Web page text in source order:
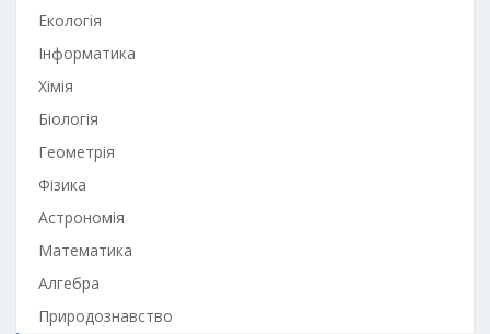
Екологія
Інформатика
Хімія
Біологія
Геометрія
Фізика
Астрономія
Математика
Алгебра
Природознавство